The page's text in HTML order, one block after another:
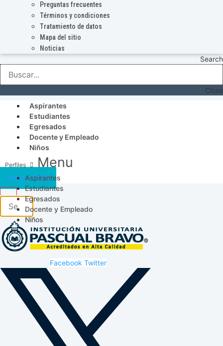
Preguntas frecuentes
Términos y condiciones
Tratamiento de datos
Mapa del sitio
Noticias
Search
Close
Aspirantes
Estudiantes
Egresados
Docente y Empleado
Niños
Menu
Aspirantes
Estudiantes
Egresados
Docente y Empleado
Niños
Acceso SICAU
Facebook Twitter